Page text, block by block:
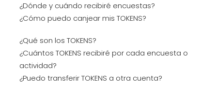
¿Dónde y cuándo recibiré encuestas?
¿Cómo puedo canjear mis TOKENS?
¿Qué son los TOKENS?
¿Cuántos TOKENS recibiré por cada encuesta o
actividad?
¿Puedo transferir TOKENS a otra cuenta?